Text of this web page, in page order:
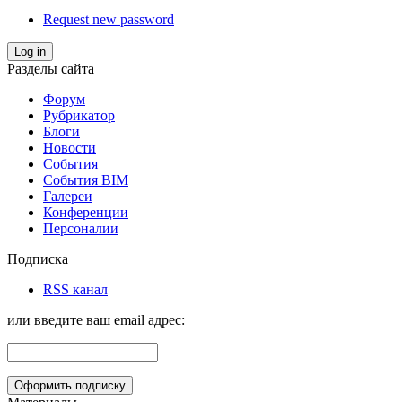
Request new password
Log in
Разделы сайта
Форум
Рубрикатор
Блоги
Новости
События
События BIM
Галереи
Конференции
Персоналии
Подписка
RSS канал
или введите ваш email адрес: